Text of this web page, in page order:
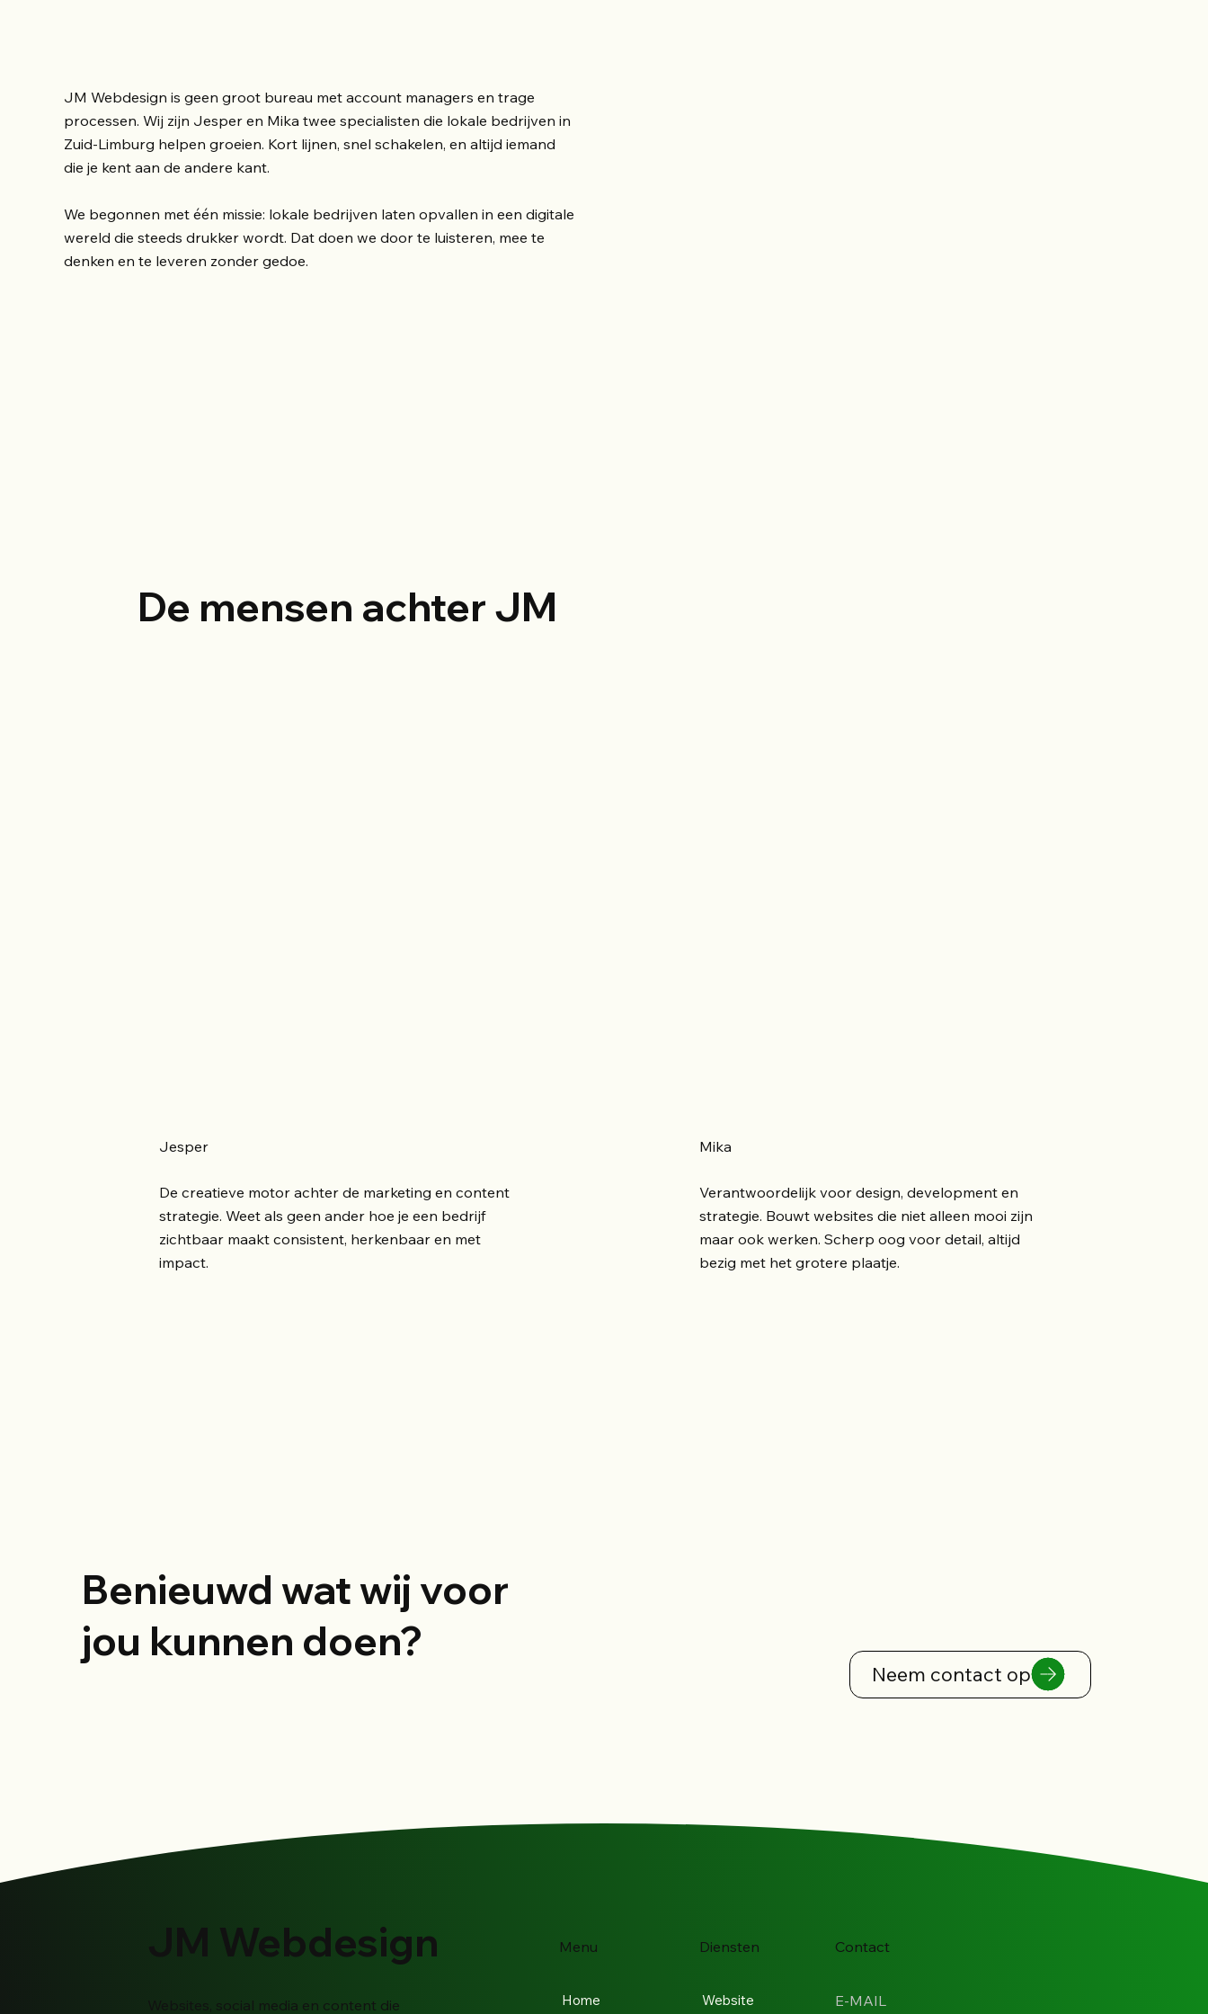
JM Webdesign is geen groot bureau met account managers en trage
processen. Wij zijn Jesper en Mika twee specialisten die lokale bedrijven in
Zuid-Limburg helpen groeien. Kort lijnen, snel schakelen, en altijd iemand
die je kent aan de andere kant.
We begonnen met één missie: lokale bedrijven laten opvallen in een digitale
wereld die steeds drukker wordt. Dat doen we door te luisteren, mee te
denken en te leveren zonder gedoe.
De mensen achter JM
Jesper
De creatieve motor achter de marketing en content
strategie. Weet als geen ander hoe je een bedrijf
zichtbaar maakt consistent, herkenbaar en met
impact.
Mika
Verantwoordelijk voor design, development en
strategie. Bouwt websites die niet alleen mooi zijn
maar ook werken. Scherp oog voor detail, altijd
bezig met het grotere plaatje.
Benieuwd wat wij voor
jou kunnen doen?
Neem contact op
JM Webdesign
Websites, social media en content die
Menu
Home
Diensten
Website
Contact
E-MAIL